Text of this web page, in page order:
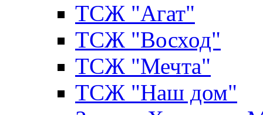
ТСЖ "Агат"
ТСЖ "Восход"
ТСЖ "Мечта"
ТСЖ "Наш дом"